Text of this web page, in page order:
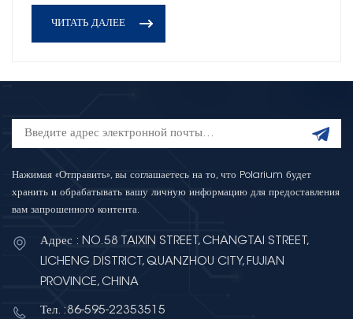
ЧИТАТЬ ДАЛЕЕ
Нажимая «Отправить», вы соглашаетесь на то, что Polarium будет
хранить и обрабатывать вашу личную информацию для предоставления
вам запрошенного контента.
Адрес : NO.58 TAIXIN STREET, CHANGTAI STREET,
LICHENG DISTRICT, QUANZHOU CITY, FUJIAN
PROVINCE, CHINA
Тел. :86-595-22353515